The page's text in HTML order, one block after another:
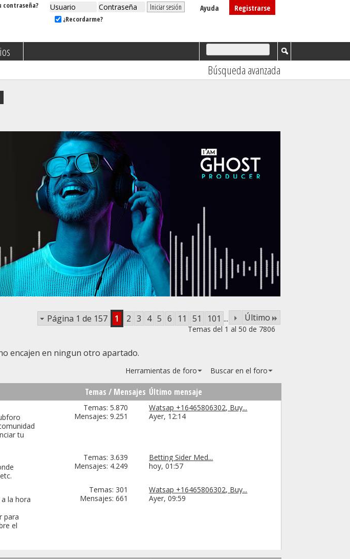
Registrarse
Ayuda
¿Recordarme?
contraseña?
Búsqueda avanzada
Página 1 de 157 1 2 3 4 5 6 11 51 101 ... Último
Temas del 1 al 50 de 7806
encajen en ningun otro apartado.
Herramientas de foro Buscar en el foro
Temas / Mensajes Último mensaje
tu
Temas: 5.870
Mensajes: 9.251
Watsap +16465806302, Buy...
Ayer, 12:14
Temas: 3.639
Mensajes: 4.249
Betting Sider Med...
hoy,01:57
la hora
para
el
Temas: 301
Mensajes: 661
Watsap +16465806302, Buy...
Ayer,09:59